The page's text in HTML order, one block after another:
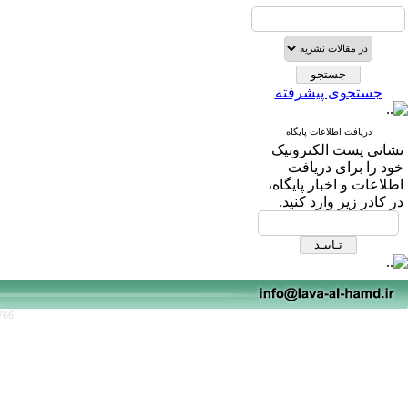
جستجوی پیشرفته
دریافت اطلاعات پایگاه
نشانی پست الکترونیک
خود را برای دریافت
اطلاعات و اخبار پایگاه،
در کادر زیر وارد کنید.